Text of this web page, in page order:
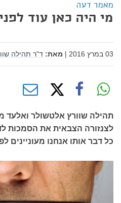
מאמר דעה
מי היה כאן עוד לפני
03 במרץ 2016 | מאת: ד"ר תהילה
תהילה שוורץ אלטשולר ואלעד
לצנזורה הצבאית את הסמכות
כל דבר אותו אנחנו מעוניינים